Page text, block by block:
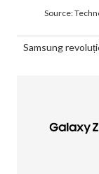
Source:
Samsung